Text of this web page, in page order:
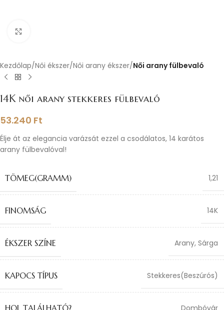
Kezdőlap Női ékszer Női arany ékszer Női arany fülbevaló
14K női arany stekkeres fülbevaló
53.240 Ft
Élje át az elegancia varázsát ezzel a csodálatos, 14 karátos
arany fülbevalóval!
TÖMEG(GRAMM) 1,21
FINOMSÁG 14K
ÉKSZER SZÍNE Arany, Sárga
KAPOCS TÍPUS Stekkeres(Beszúrós)
HOL TALÁLHATÓ? Dombóvár